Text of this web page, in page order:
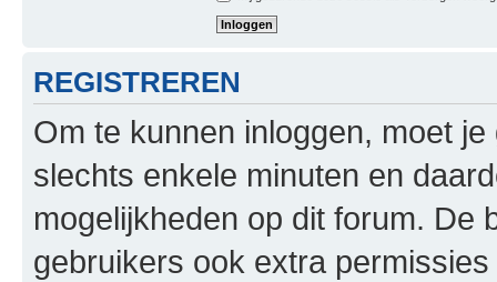
REGISTREREN
Om te kunnen inloggen, moet
slechts enkele minuten en
mogelijkheden op dit forum. De
gebruikers ook extra